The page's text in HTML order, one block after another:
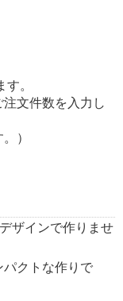
。
文件数を入力し
）
ザインで作りませ
パクトな作りで